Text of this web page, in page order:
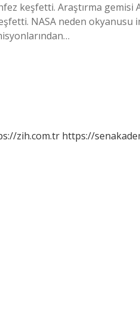
keşfetti. Araştırma gemisi
NASA neden okyanusu
zih.com.tr https://